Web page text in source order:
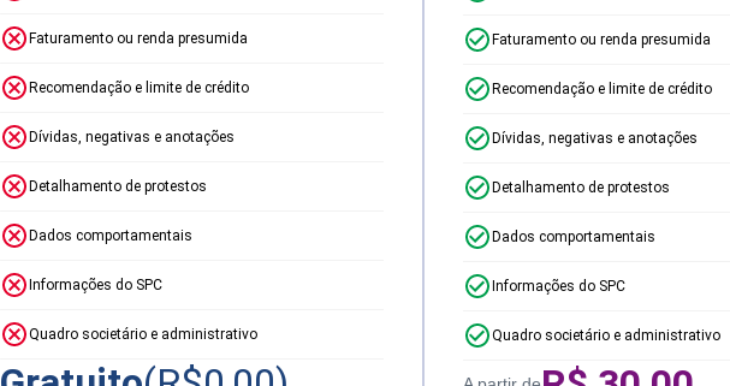
Faturamento ou renda presumida
Recomendação e limite de crédito
Dívidas, negativas e anotações
Detalhamento de protestos
Dados comportamentais
Informações do SPC
Quadro societário e administrativo
Faturamento ou renda presumida
Recomendação e limite de crédito
Dívidas, negativas e anotações
Detalhamento de protestos
Dados comportamentais
Informações do SPC
Quadro societário e administrativo